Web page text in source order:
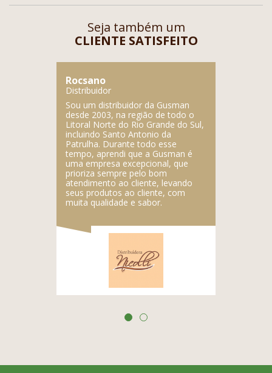
Seja também um
CLIENTE SATISFEITO
Rocsano
Distribuidor
Sou um distribuidor da Gusman
desde 2003, na região de todo o
Litoral Norte do Rio Grande do Sul,
incluindo Santo Antonio da
Patrulha. Durante todo esse
tempo, aprendi que a Gusman é
uma empresa excepcional, que
prioriza sempre pelo bom
atendimento ao cliente, levando
seus produtos ao cliente, com
muita qualidade e sabor.